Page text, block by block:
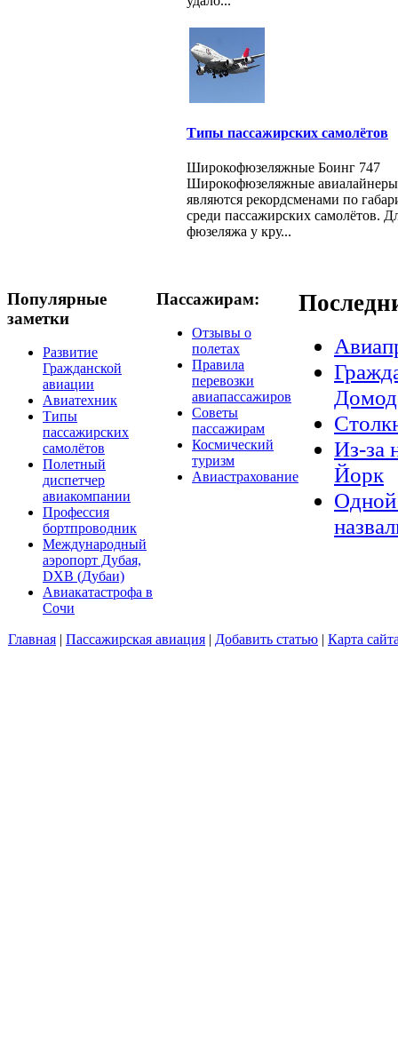
Типы пассажирских самолётов
Широкофюзеляжные Боинг 747
Широкофюзеляжные авиалайнеры
являются рекордсменами по
среди пассажирских самолётов.
фюзеляжа у кру...
Популярные
заметки
Развитие
Гражданской
авиации
Авиатехник
Типы
пассажирских
самолётов
Полетный
диспетчер
авиакомпании
Профессия
бортпроводник
Международный
аэропорт Дубая,
DXB (Дубаи)
Авиакатастрофа в
Сочи
Пассажирам:
Отзывы о
полетах
Правила
перевозки
авиапассажиров
Советы
пассажирам
Космический
туризм
Авиастрахование
Из-за
Йорк
Одной
Главная | Пассажирская авиация | Добавить статью | Карта